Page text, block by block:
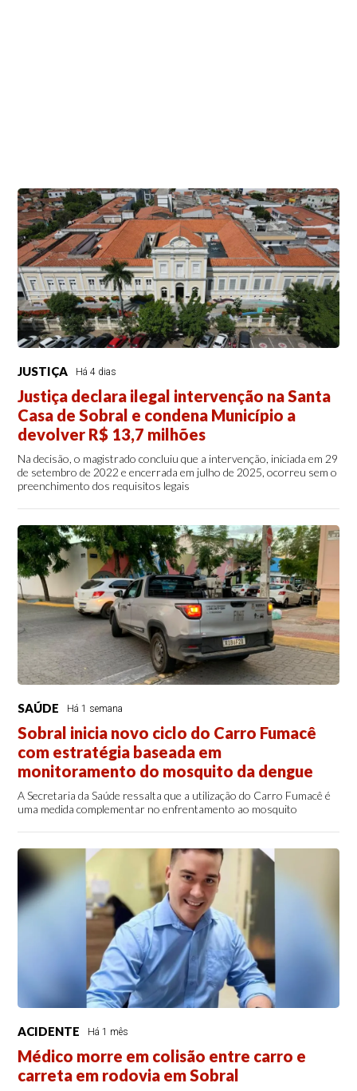
JUSTIÇA Há 4 dias
Justiça declara ilegal intervenção na Santa
Casa de Sobral e condena Município a
devolver R$ 13,7 milhões
Na decisão, o magistrado concluiu que a intervenção, iniciada em 29
de setembro de 2022 e encerrada em julho de 2025, ocorreu sem o
preenchimento dos requisitos legais
SAÚDE Há 1 semana
Sobral inicia novo ciclo do Carro Fumacê
com estratégia baseada em
monitoramento do mosquito da dengue
A Secretaria da Saúde ressalta que a utilização do Carro Fumacê é
uma medida complementar no enfrentamento ao mosquito
ACIDENTE Há 1 mês
Médico morre em colisão entre carro e
carreta em rodovia em Sobral